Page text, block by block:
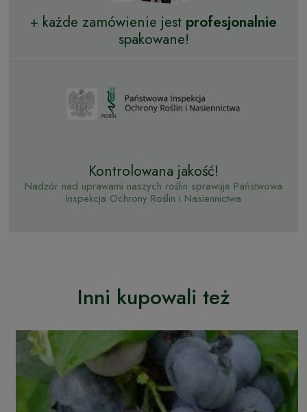
+ każde zamówienie jest profesjonalnie
spakowane!
Kontrolowana jakość!
Nadzór nad uprawami naszych roślin sprawuje Państwowa
Inspekcja Ochrony Roślin i Nasiennictwa
Inni kupowali też